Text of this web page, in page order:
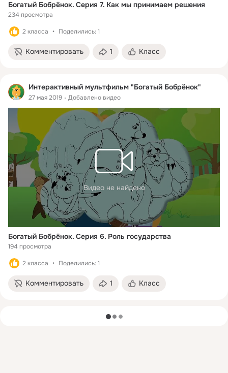
Богатый Бобрёнок. Серия 7. Как мы принимаем решения
234 просмотра
2 класса Поделились: 1
Комментировать 1 Класс
Интерактивный мультфильм "Богатый Бобрёнок"
27 мая 2019 Добавлено видео
Видео не найдено
Богатый Бобрёнок. Серия 6. Роль государства
194 просмотра
2 класса Поделились: 1
Комментировать 1 Класс